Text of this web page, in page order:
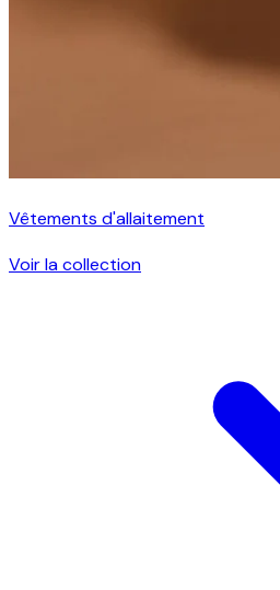
Vêtements d'allaitement
Voir la collection